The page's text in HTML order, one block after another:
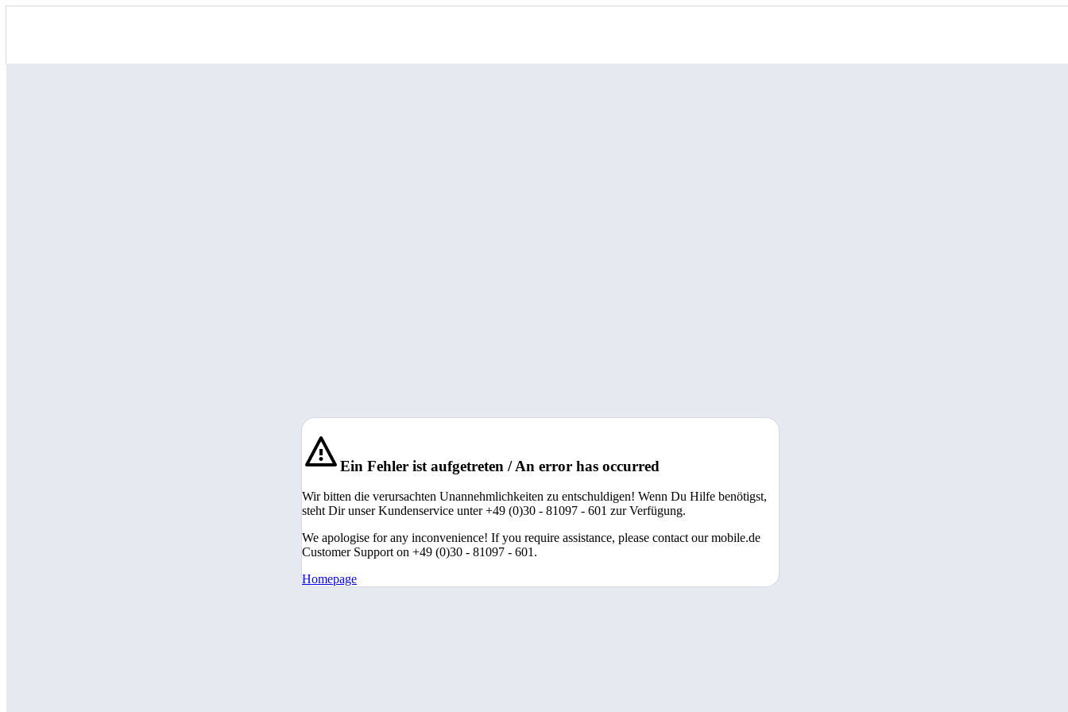
Ein Fehler ist aufgetreten / An error has occurred
Wir bitten die verursachten Unannehmlichkeiten zu entschuldigen! Wenn Du Hilfe benötigst,
steht Dir unser Kundenservice unter +49 (0)30 - 81097 - 601 zur Verfügung.
We apologise for any inconvenience! If you require assistance, please contact our mobile.de
Customer Support on +49 (0)30 - 81097 - 601.
Homepage